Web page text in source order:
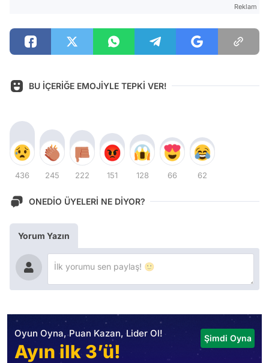
Reklam
BU İÇERİĞE EMOJİYLE TEPKİ VER!
436 245 222 151 128 66 62
ONEDİO ÜYELERİ NE DİYOR?
Yorum Yazın
Oyun Oyna, Puan Kazan, Lider Ol!
Ayın ilk 3’ü!
Şimdi Oyna